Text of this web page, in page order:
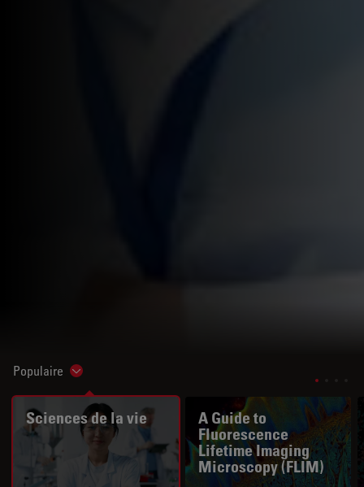
Populaire Show subnavigation
Sciences de la vie
A Guide to
Fluorescence
Lifetime Imaging
Microscopy (FLIM)